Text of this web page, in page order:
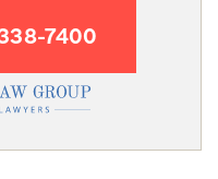
7400